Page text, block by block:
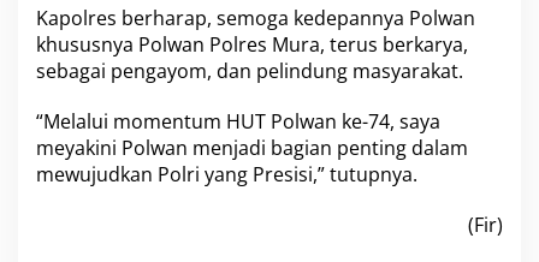
Kapolres berharap, semoga kedepannya Polwan
khususnya Polwan Polres Mura, terus berkarya,
sebagai pengayom, dan pelindung masyarakat.
“Melalui momentum HUT Polwan ke-74, saya
meyakini Polwan menjadi bagian penting dalam
mewujudkan Polri yang Presisi,” tutupnya.
(Fir)